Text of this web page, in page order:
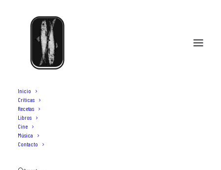
Inicio
Críticas
Recetas
Libros
Cine
Música
Contacto